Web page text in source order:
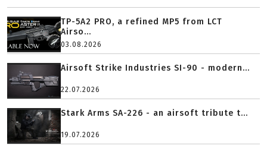
TP-5A2 PRO, a refined MP5 from LCT
Airso...
03.08.2026
Airsoft Strike Industries SI-90 - modern...
22.07.2026
Stark Arms SA-226 - an airsoft tribute t...
19.07.2026